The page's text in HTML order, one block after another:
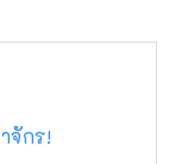
จักร!